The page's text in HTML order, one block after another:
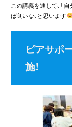
この講義を通して、「
ば良いな、と思います
ピアサポ
施！